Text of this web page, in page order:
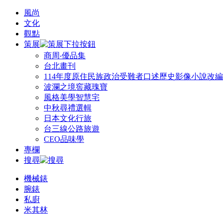
風尚
文化
觀點
策展
商周‧優品集
台北畫刊
114年度原住民族政治受難者口述歷史影像小說改
波瀾之境窖藏瑰寶
風格美學智慧宅
中秋尋禮選輯
日本文化行旅
台三線公路旅遊
CEO品味學
專欄
搜尋
機械錶
腕錶
私廚
米其林